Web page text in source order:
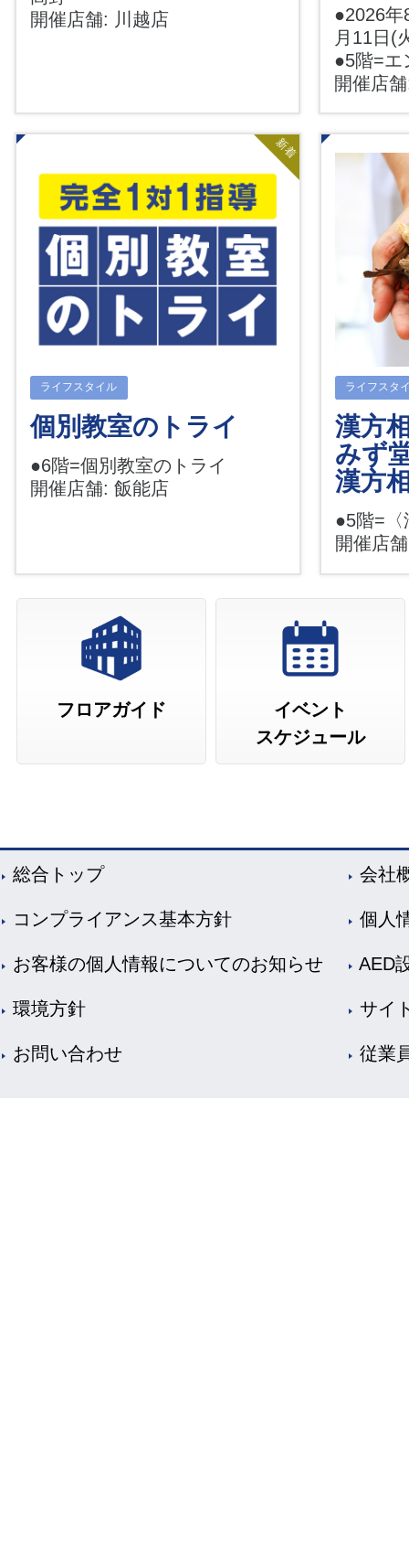
開催店舗: 川越店
●2026年
月11日(
●5階=エ
開催店
新着
ライフスタイル
個別教室のトライ
●6階=個別教室のトライ
開催店舗: 飯能店
ライフスタ
漢方
みず
漢方
●5階=
開催店
フロアガイド
イベント
スケジュール
総合トップ 会社
コンプライアンス基本方針 個人
お客様の個人情報についてのお知らせ AED
環境方針 サイ
お問い合わせ 従業